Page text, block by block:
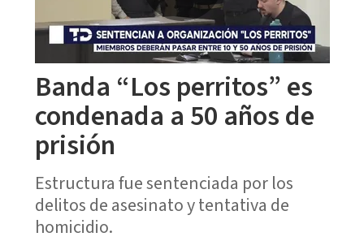
Banda “Los perritos” es
condenada a 50 años de
prisión
Estructura fue sentenciada por los
delitos de asesinato y tentativa de
homicidio.